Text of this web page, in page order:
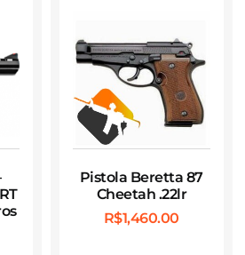
Pistola Beretta 87
Cheetah .22lr
R$1,460.00